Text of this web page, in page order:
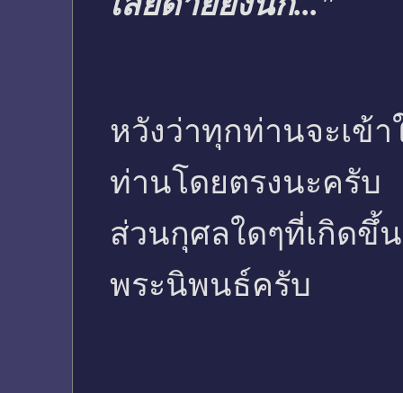
หวังว่าทุกท่านจะเข้
ท่านโดยตรงนะครับ
ส่วนกุศลใดๆที่เกิดขึ้
พระนิพนธ์ครับ